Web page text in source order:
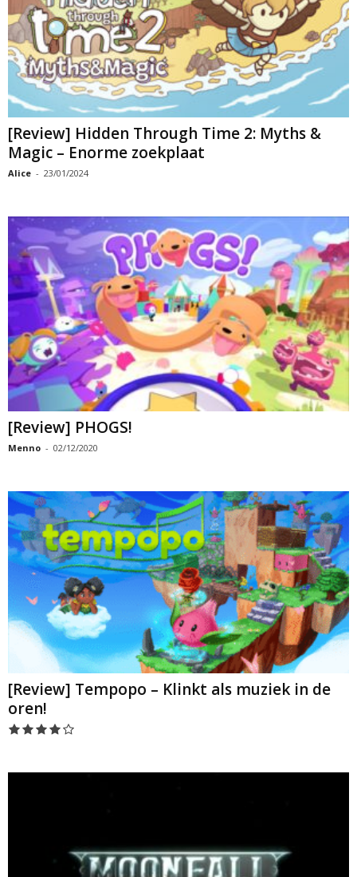
[Review] Hidden Through Time 2: Myths &
Magic – Enorme zoekplaat
Alice - 23/01/2024
[Review] PHOGS!
Menno - 02/12/2020
[Review] Tempopo – Klinkt als muziek in de
oren!